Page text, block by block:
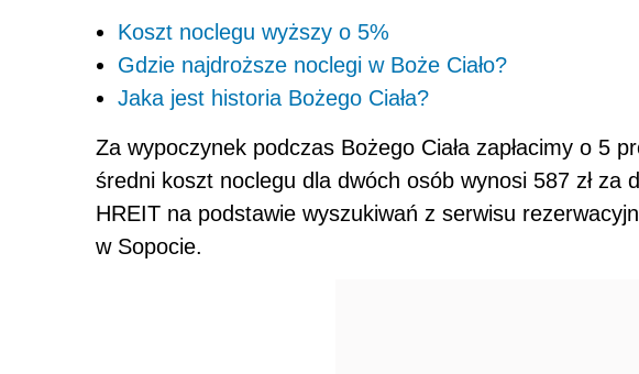
Koszt noclegu wyższy o 5%
Gdzie najdroższe noclegi w Boże Ciało?
Jaka jest historia Bożego Ciała?
Za wypoczynek podczas Bożego Ciała zapłacimy o 5
średni koszt noclegu dla dwóch osób wynosi 587 zł za
HREIT na podstawie wyszukiwań z serwisu
w Sopocie.